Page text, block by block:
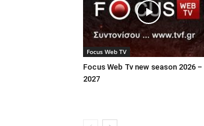
Focus Web TV
Focus Web Tv new season 2026 –
2027